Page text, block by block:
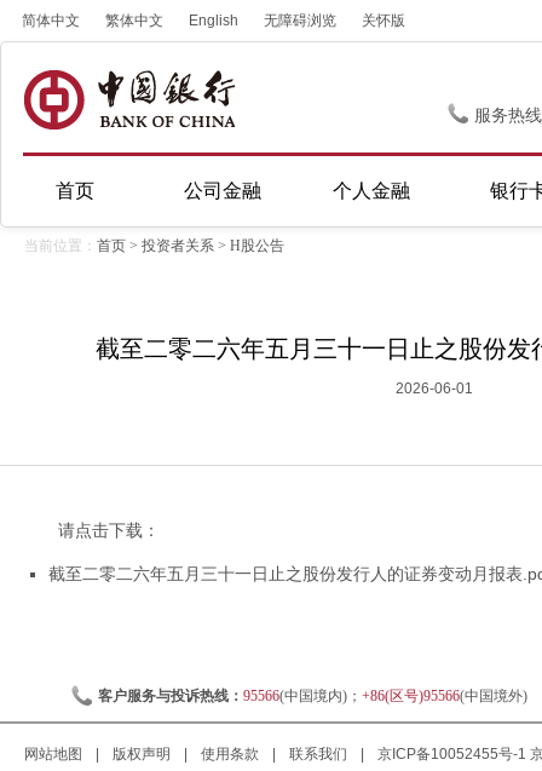
简体中文 繁体中文 English 无障碍浏览 关怀版
服务热
首页 公司金融 个人金融 银行
当前位置： 首页 > 投资者关系 > H股公告
截至二零二六年五月三十一日止之股份发
2026-06-01
请点击下载：
截至二零二六年五月三十一日止之股份发行人的证券变动月报表
客户服务与投诉热线： 95566(中国境内)； +86(区号)95566(中国境外)
网站地图 版权声明 使用条款 联系我们 京ICP备10052455号-1